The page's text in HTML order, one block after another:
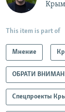
This item is part of
Мнение
ОБРАТИ
Спецпроекты